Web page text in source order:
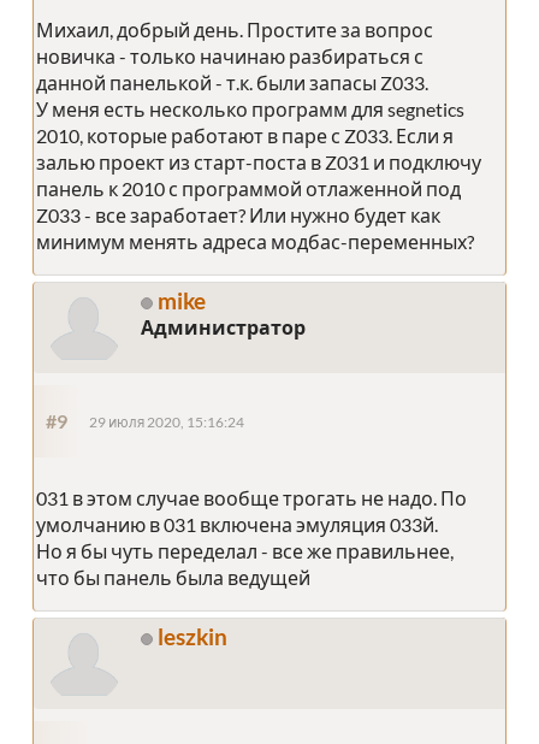
Михаил, добрый день. Простите за вопрос
новичка - только начинаю разбираться с
данной панелькой - т.к. были запасы Z033.
У меня есть несколько программ для segnetics
2010, которые работают в паре с Z033. Если я
залью проект из старт-поста в Z031 и подключу
панель к 2010 с программой отлаженной под
Z033 - все заработает? Или нужно будет как
минимум менять адреса модбас-переменных?
mike
Администратор
#9 29 июля 2020, 15:16:24
031 в этом случае вообще трогать не надо. По
умолчанию в 031 включена эмуляция 033й.
Но я бы чуть переделал - все же правильнее,
что бы панель была ведущей
leszkin